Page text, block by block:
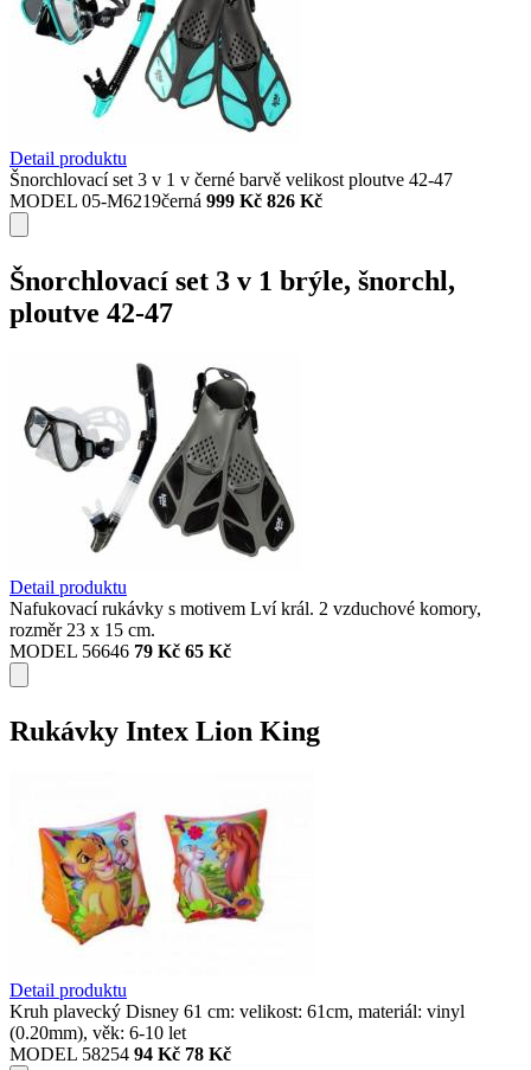
Detail produktu
Šnorchlovací set 3 v 1 v černé barvě velikost ploutve 42-47
MODEL 05-M6219černá 999 Kč 826 Kč
Šnorchlovací set 3 v 1 brýle, šnorchl,
ploutve 42-47
Detail produktu
Nafukovací rukávky s motivem Lví král. 2 vzduchové komory,
rozměr 23 x 15 cm.
MODEL 56646 79 Kč 65 Kč
Rukávky Intex Lion King
Detail produktu
Kruh plavecký Disney 61 cm: velikost: 61cm, materiál: vinyl
(0.20mm), věk: 6-10 let
MODEL 58254 94 Kč 78 Kč